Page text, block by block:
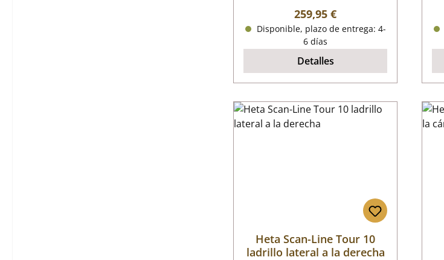
Precio normal:
259,95 €
Disponible, plazo de entrega: 4-
6 días
Detalles
Heta Scan-Line Tour 10
ladrillo lateral a la derecha